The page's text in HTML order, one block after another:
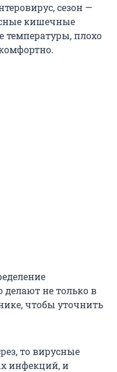
сезон —
кишечные
плохо
делают не только в
чтобы уточнить
то вирусные
инфекций, и